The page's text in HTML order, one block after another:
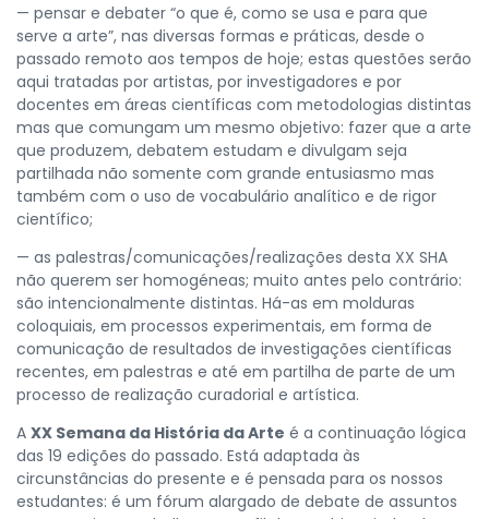
— pensar e debater “o que é, como se usa e para que
serve a arte”, nas diversas formas e práticas, desde o
passado remoto aos tempos de hoje; estas questões serão
aqui tratadas por artistas, por investigadores e por
docentes em áreas científicas com metodologias distintas
mas que comungam um mesmo objetivo: fazer que a arte
que produzem, debatem estudam e divulgam seja
partilhada não somente com grande entusiasmo mas
também com o uso de vocabulário analítico e de rigor
científico;
— as palestras/comunicações/realizações desta XX SHA
não querem ser homogéneas; muito antes pelo contrário:
são intencionalmente distintas. Há-as em molduras
coloquiais, em processos experimentais, em forma de
comunicação de resultados de investigações científicas
recentes, em palestras e até em partilha de parte de um
processo de realização curadorial e artística.
A XX Semana da História da Arte é a continuação lógica
das 19 edições do passado. Está adaptada às
circunstâncias do presente e é pensada para os nossos
estudantes: é um fórum alargado de debate de assuntos